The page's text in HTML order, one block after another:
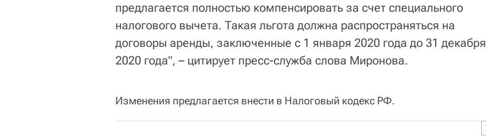
предлагается полностью компенсировать за счет специального
налогового вычета. Такая льгота должна распространяться на
договоры аренды, заключенные с 1 января 2020 года до 31 декабря
2020 года", – цитирует пресс-служба слова Миронова.
Изменения предлагается внести в Налоговый кодекс РФ.